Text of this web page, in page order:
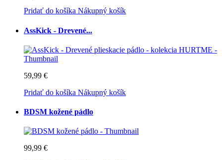
Pridať do košíka Nákupný košík
AssKick - Drevené...
59,99 €
Pridať do košíka Nákupný košík
BDSM kožené pádlo
99,99 €